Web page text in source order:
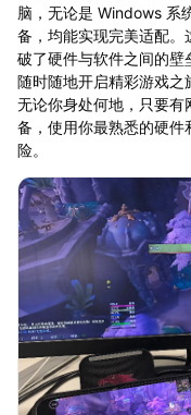
脑，无论是 Windows 系
备，均能实现完美适配
破了硬件与软件之间的壁
随时随地开启精彩游戏之
无论你身处何地，只要
备，使用你最熟悉的硬件
险。